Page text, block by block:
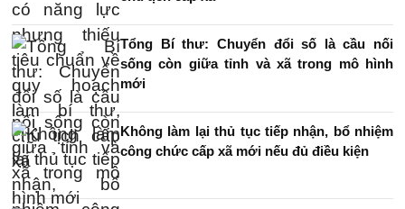
Tổng Bí thư: Chuyển đổi số là cầu nối
sống còn giữa tỉnh và xã trong mô hình
mới
Không làm lại thủ tục tiếp nhận, bổ nhiệm
công chức cấp xã mới nếu đủ điều kiện